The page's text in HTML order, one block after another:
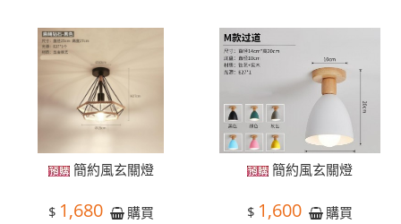
簡約風玄關燈
$ 1,680 購買
簡約風玄關燈
$ 1,600 購買